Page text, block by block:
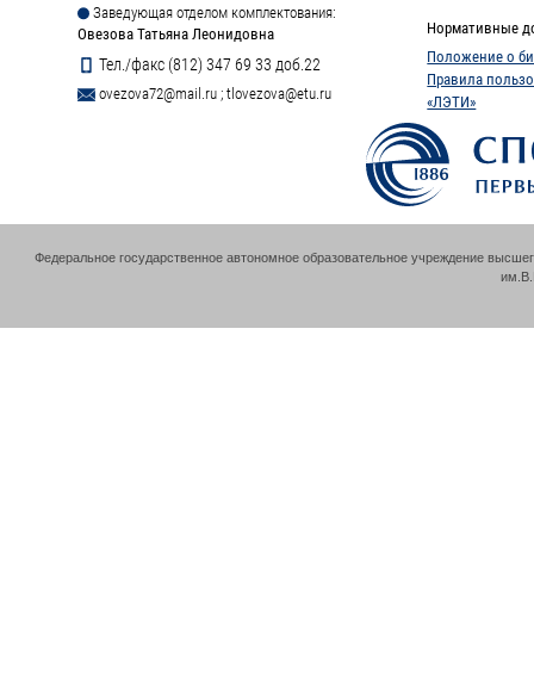
Заведующая отделом комплектования:
Овезова Татьяна Леонидовна
Тел./факс (812) 347 69 33 доб.22
ovezova72@mail.ru ; tlovezova@etu.ru
Нормативные
Положение о
Правила
«ЛЭТИ»
Федеральное государственное автономное образовательное учреждение